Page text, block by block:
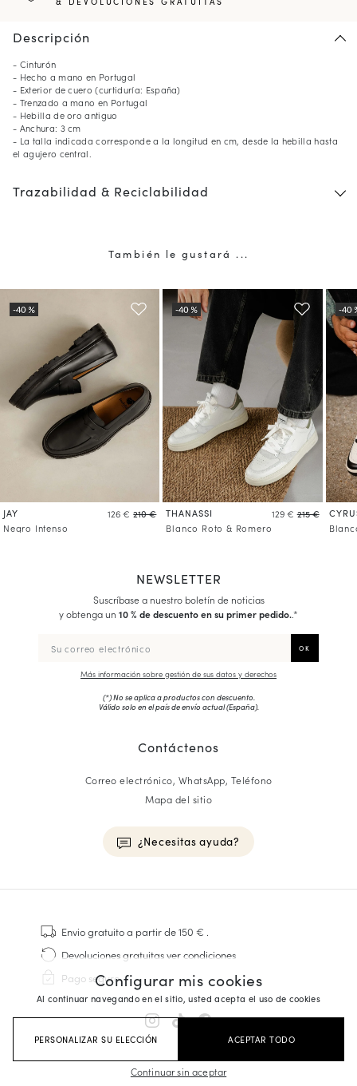
Descripción
- Cinturón
- Hecho a mano en Portugal
- Exterior de cuero (curtiduría: España)
- Trenzado a mano en Portugal
- Hebilla de oro antiguo
- Anchura: 3 cm
- La talla indicada corresponde a la longitud en cm, desde la hebilla hasta
el agujero central.
Trazabilidad & Reciclabilidad
También le gustará ...
JAY 126 € 210 €
Negro Intenso
THANASSI 129 € 215 €
Blanco Roto & Romero
Configurar mis cookies
Al continuar navegando en el sitio, usted acepta el uso de cookies
PERSONALIZAR SU ELECCIÓN ACEPTAR TODO
Continuar sin aceptar
NEWSLETTER
Suscríbase a nuestro boletín de noticias
y obtenga un 10 % de descuento en su primer pedido..*
Más información sobre gestión de sus datos y derechos
(*) No se aplica a productos con descuento.
Válido solo en el país de envío actual (España).
Contáctenos
Correo electrónico, WhatsApp, Teléfono
Mapa del sitio
¿Necesitas ayuda?
Zapatillas
Cosido Goodyear
Derbies y Richelieu
Zapatos Richelieu Hombre
Mocasines
Maletines Business
Zapatillas Blancas Hombre
Envio gratuitoa partir de 150 € .
Devoluciones gratuitasver condiciones
Pago seguro